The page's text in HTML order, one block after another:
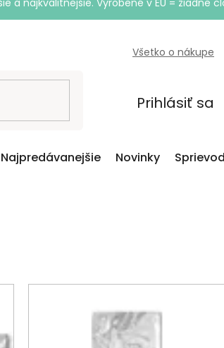
a najkvalitnejšie. Vyrobené v EÚ = žiadne
Všetko o nákupe
Prihlásiť sa
Najpredávanejšie Novinky